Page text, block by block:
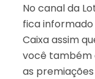
No canal da
fica informado
Caixa assim
você também
as